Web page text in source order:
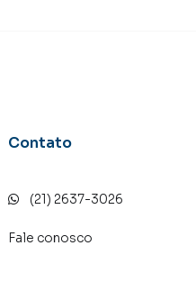
Contato
(21) 2637-3026
Fale conosco